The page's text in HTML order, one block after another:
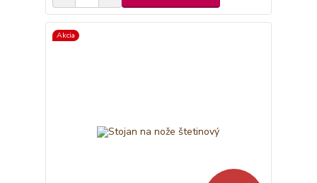
Akcia